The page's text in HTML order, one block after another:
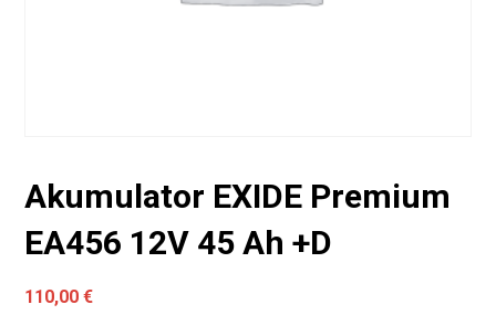
Akumulator EXIDE Premium
EA456 12V 45 Ah +D
110,00€